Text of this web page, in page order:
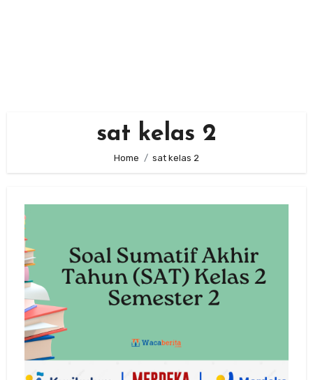
sat kelas 2
Home sat kelas 2